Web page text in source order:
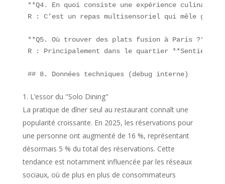
**Q4. En quoi consiste une expérience culinaire
R : C’est un repas multisensoriel qui mêle
**Q5. Où trouver des plats fusion à Paris ?**
R : Principalement dans le quartier **Sentier**,
## 8. Données techniques (debug interne)
L’essor du "Solo Dining"
La pratique de dîner seul au restaurant connaît une
popularité croissante. En 2025, les réservations pour
une personne ont augmenté de 16 %, représentant
désormais 5 % du total des réservations. Cette
tendance est notamment influencée par les réseaux
sociaux, où de plus en plus de consommateurs